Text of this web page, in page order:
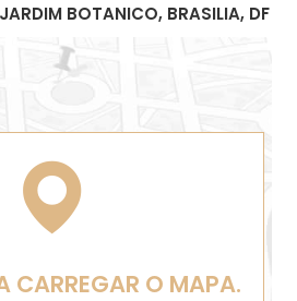
BOTANICO, BRASILIA, DF
CARREGAR O MAPA.